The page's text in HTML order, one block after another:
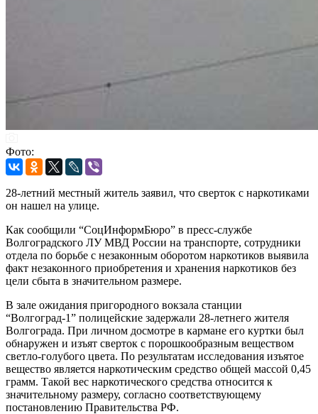
Фото:
28-летний местный житель заявил, что сверток с наркотиками
он нашел на улице.
Как сообщили “СоцИнформБюро” в пресс-службе
Волгоградского ЛУ МВД России на транспорте, сотрудники
отдела по борьбе с незаконным оборотом наркотиков выявила
факт незаконного приобретения и хранения наркотиков без
цели сбыта в значительном размере.
В зале ожидания пригородного вокзала станции
“Волгоград-1” полицейские задержали 28-летнего жителя
Волгограда. При личном досмотре в кармане его куртки был
обнаружен и изъят сверток с порошкообразным веществом
светло-голубого цвета. По результатам исследования изъятое
вещество является наркотическим средство общей массой 0,45
грамм. Такой вес наркотического средства относится к
значительному размеру, согласно соответствующему
постановлению Правительства РФ.